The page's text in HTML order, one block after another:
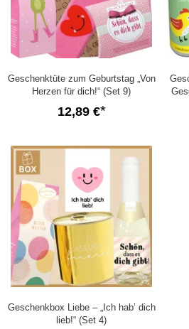
Geschenktüte zum Geburtstag „Von
Herzen für dich!“ (Set 9)
12,89 €
Geschenkbox Liebe – „Ich hab’ dich
lieb!“ (Set 4)